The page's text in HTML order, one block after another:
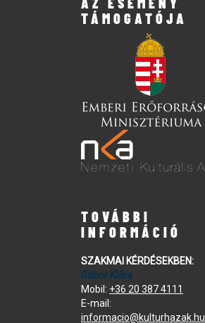
TÁMOGATÓJA
TOVÁBBI
INFORMÁCIÓ
SZAKMAI KÉRDÉSEKBEN:
Gábor Klára
Mobil: +36 20 387 4111
E-mail:
informacio@kulturhazak.hu